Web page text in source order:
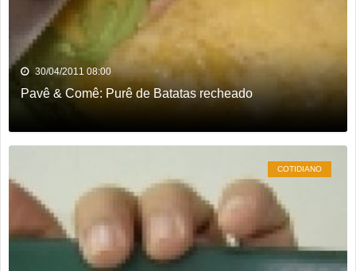
30/04/2011 08:00
Pavê & Comê: Purê de Batatas recheado
COTIDIANO